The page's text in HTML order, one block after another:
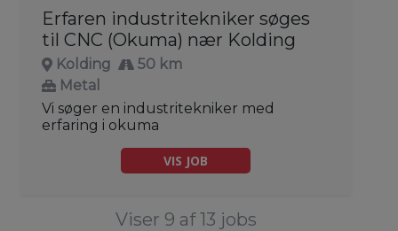
Erfaren industritekniker søges
til CNC (Okuma) nær Kolding
Kolding
50 km
Metal
Vi søger en industritekniker med
erfaring i okuma
VIS JOB
Viser 9 af 13 jobs